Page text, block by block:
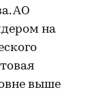
АО
на
выше